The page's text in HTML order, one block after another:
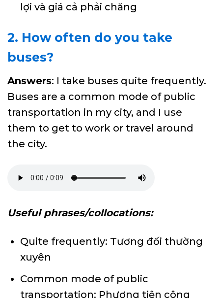
lợi và giá cả phải chăng
2. How often do you take
buses?
Answers: I take buses quite frequently.
Buses are a common mode of public
transportation in my city, and I use
them to get to work or travel around
the city.
Useful phrases/collocations:
Quite frequently: Tương đối thường
xuyên
Common mode of public
transportation: Phương tiện công